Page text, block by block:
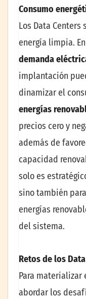
Consumo
Los Data Centers
energía limpia.
demanda
implantación
dinamizar el
energías
precios cero y
además de
capacidad
solo es
sino también
energías
del sistema.
Retos de los
Para materializar
abordar los